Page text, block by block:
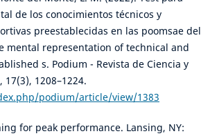
de los conocimientos técnicos y
preestablecidas en las poomsae del
mental representation of technical and
s. Podium - Revista de Ciencia y
1208–1224.
podium/article/view/1383
for peak performance. Lansing, NY: